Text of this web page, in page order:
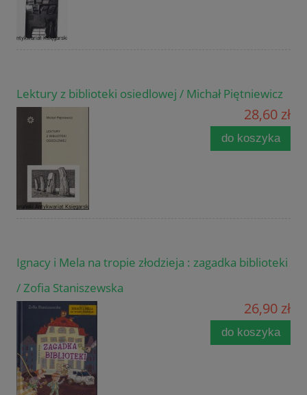
Lektury z biblioteki osiedlowej / Michał Piętniewicz
28,60 zł
do koszyka
Ignacy i Mela na tropie złodzieja : zagadka biblioteki
/ Zofia Staniszewska
26,90 zł
do koszyka